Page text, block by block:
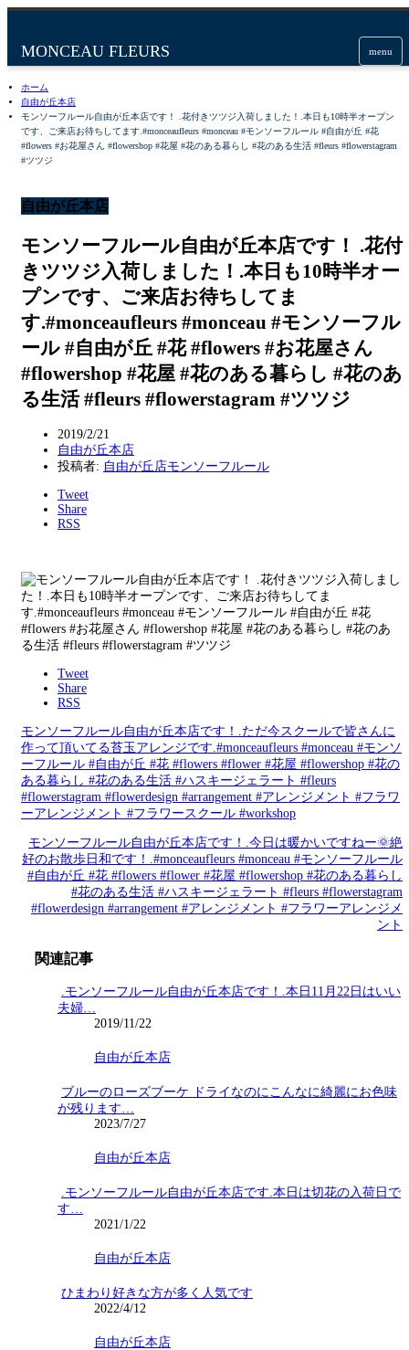
menu
ホーム
自由が丘本店
モンソーフルール自由が丘本店です！ .花付きツツジ入荷しました！.本日も10時半オープン
です、ご来店お待ちしてます️.#monceaufleurs #monceau #モンソーフルール #自由が丘 #花
#flowers #お花屋さん #flowershop #花屋 #花のある暮らし #花のある生活 #fleurs #flowerstagram
#ツツジ
自由が丘本店
モンソーフルール自由が丘本店です！ .花付
きツツジ入荷しました！.本日も10時半オー
プンです、ご来店お待ちしてま
す️.#monceaufleurs #monceau #モンソーフル
ール #自由が丘 #花 #flowers #お花屋さん
#flowershop #花屋 #花のある暮らし #花のあ
る生活 #fleurs #flowerstagram #ツツジ
2019/2/21
自由が丘本店
投稿者: 自由が丘店モンソーフルール
Tweet
Share
RSS
Tweet
Share
RSS
モンソーフルール自由が丘本店です！.ただ今スクールで皆さんに
作って頂いてる苔玉アレンジです.#monceaufleurs #monceau #モンソ
ーフルール #自由が丘 #花 #flowers #flower #花屋 #flowershop #花の
ある暮らし #花のある生活 #ハスキージェラート #fleurs
#flowerstagram #flowerdesign #arrangement #アレンジメント #フラワ
ーアレンジメント #フラワースクール #workshop
モンソーフルール自由が丘本店です！.今日は暖かいですねー🌞絶
好のお散歩日和です！.#monceaufleurs #monceau #モンソーフルール
#自由が丘 #花 #flowers #flower #花屋 #flowershop #花のある暮らし
#花のある生活 #ハスキージェラート #fleurs #flowerstagram
#flowerdesign #arrangement #アレンジメント #フラワーアレンジメ
ント
関連記事
.モンソーフルール自由が丘本店です！.本日11月22日はいい
夫婦…
2019/11/22
自由が丘本店
ブルーのローズブーケ ドライなのにこんなに綺麗にお色味
が残ります…
2023/7/27
自由が丘本店
.モンソーフルール自由が丘本店です.本日は切花の入荷日で
す…
2021/1/22
自由が丘本店
ひまわり好きな方が多く人気です
2022/4/12
自由が丘本店